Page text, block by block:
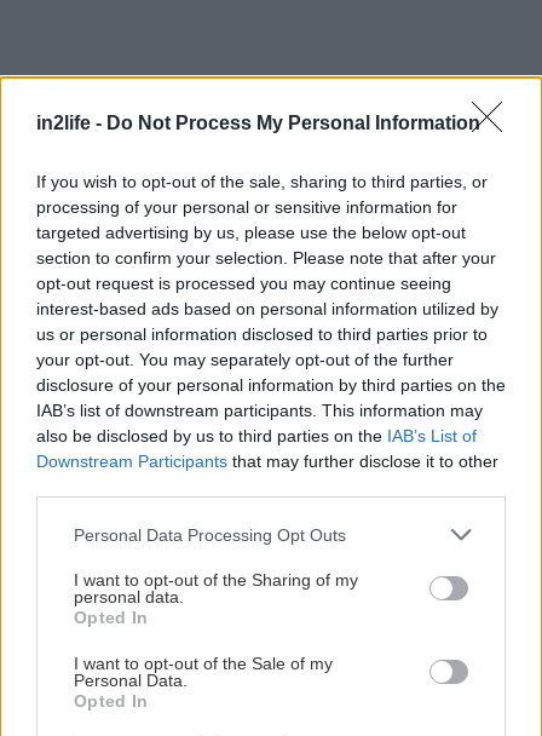
in2life - Do Not Process My Personal Information
If you wish to opt-out of the sale, sharing to third parties, or
processing of your personal or sensitive information for
targeted advertising by us, please use the below opt-out
section to confirm your selection. Please note that after your
opt-out request is processed you may continue seeing
interest-based ads based on personal information utilized by
us or personal information disclosed to third parties prior to
your opt-out. You may separately opt-out of the further
disclosure of your personal information by third parties on the
IAB’s list of downstream participants. This information may
also be disclosed by us to third parties on the IAB’s List of
Downstream Participants that may further disclose it to other
Please note that this website/app uses one or more Google
not limited to your visit or usage behaviour. You may click to
grant or deny consent to Google and its third-party tags to
use your data for below specified purposes in below Google
consent section.
Personal Data Processing Opt Outs
I want to opt-out of the Sharing of my
personal data.
Opted In
I want to opt-out of the Sale of my
Personal Data.
Opted In
Αναζήτηση
για...